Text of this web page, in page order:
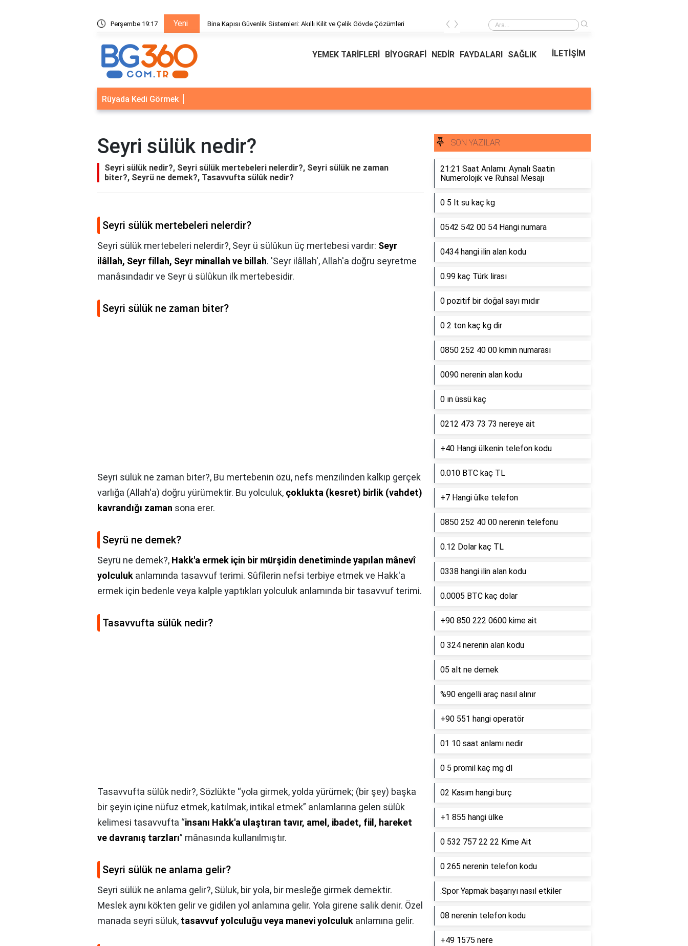
Perşembe 19:17 Yeni
Sistemleri: Akıllı Kilit ve Çelik Gövde Çözümleri Bina Kapısı Güvenlik Sistemleri: Akıllı Kilit ve Çelik Gövde Çözümleri Ödeal Müşteri Hizmetleri
‹ ›
YEMEK TARİFLERİ BİYOGRAFİ NEDİR FAYDALARI SAĞLIK İLETİŞİM
Rüyada Kedi Görmek
Seyri sülük nedir?
Seyri sülük nedir?, Seyri sülük mertebeleri nelerdir?, Seyri sülük ne zaman
biter?, Seyrü ne demek?, Tasavvufta sülûk nedir?
Seyri sülük mertebeleri nelerdir?
Seyri sülük mertebeleri nelerdir?, Seyr ü sülûkun üç mertebesi vardır: Seyr
ilâllah, Seyr fillah, Seyr minallah ve billah. 'Seyr ilâllah', Allah'a doğru seyretme
manâsındadır ve Seyr ü sülûkun ilk mertebesidir.
Seyri sülük ne zaman biter?
Seyri sülük ne zaman biter?, Bu mertebenin özü, nefs menzilinden kalkıp gerçek
varlığa (Allah'a) doğru yürümektir. Bu yolculuk, çoklukta (kesret) birlik (vahdet)
kavrandığı zaman sona erer.
Seyrü ne demek?
Seyrü ne demek?, Hakk'a ermek için bir mürşidin denetiminde yapılan mânevî
yolculuk anlamında tasavvuf terimi. Sûfîlerin nefsi terbiye etmek ve Hakk'a
ermek için bedenle veya kalple yaptıkları yolculuk anlamında bir tasavvuf terimi.
Tasavvufta sülûk nedir?
Tasavvufta sülûk nedir?, Sözlükte “yola girmek, yolda yürümek; (bir şey) başka
bir şeyin içine nüfuz etmek, katılmak, intikal etmek” anlamlarına gelen sülûk
kelimesi tasavvufta “insanı Hakk'a ulaştıran tavır, amel, ibadet, fiil, hareket
ve davranış tarzları” mânasında kullanılmıştır.
Seyri sülük ne anlama gelir?
Seyri sülük ne anlama gelir?, Süluk, bir yola, bir mesleğe girmek demektir.
Meslek aynı kökten gelir ve gidilen yol anlamına gelir. Yola girene salik denir. Özel
manada seyri süluk, tasavvuf yolculuğu veya manevi yolculuk anlamına gelir.
SON YAZILAR
21:21 Saat Anlamı: Aynalı Saatin
Numerolojik ve Ruhsal Mesajı
0 5 lt su kaç kg
0542 542 00 54 Hangi numara
0434 hangi ilin alan kodu
0.99 kaç Türk lirası
0 pozitif bir doğal sayı mıdır
0 2 ton kaç kg dir
0850 252 40 00 kimin numarası
0090 nerenin alan kodu
0 ın üssü kaç
0212 473 73 73 nereye ait
+40 Hangi ülkenin telefon kodu
0.010 BTC kaç TL
+7 Hangi ülke telefon
0850 252 40 00 nerenin telefonu
0.12 Dolar kaç TL
0338 hangi ilin alan kodu
0.0005 BTC kaç dolar
+90 850 222 0600 kime ait
0 324 nerenin alan kodu
05 alt ne demek
%90 engelli araç nasıl alınır
+90 551 hangi operatör
01 10 saat anlamı nedir
0 5 promil kaç mg dl
02 Kasım hangi burç
+1 855 hangi ülke
0 532 757 22 22 Kime Ait
0 265 nerenin telefon kodu
.Spor Yapmak başarıyı nasıl etkiler
08 nerenin telefon kodu
+49 1575 nere